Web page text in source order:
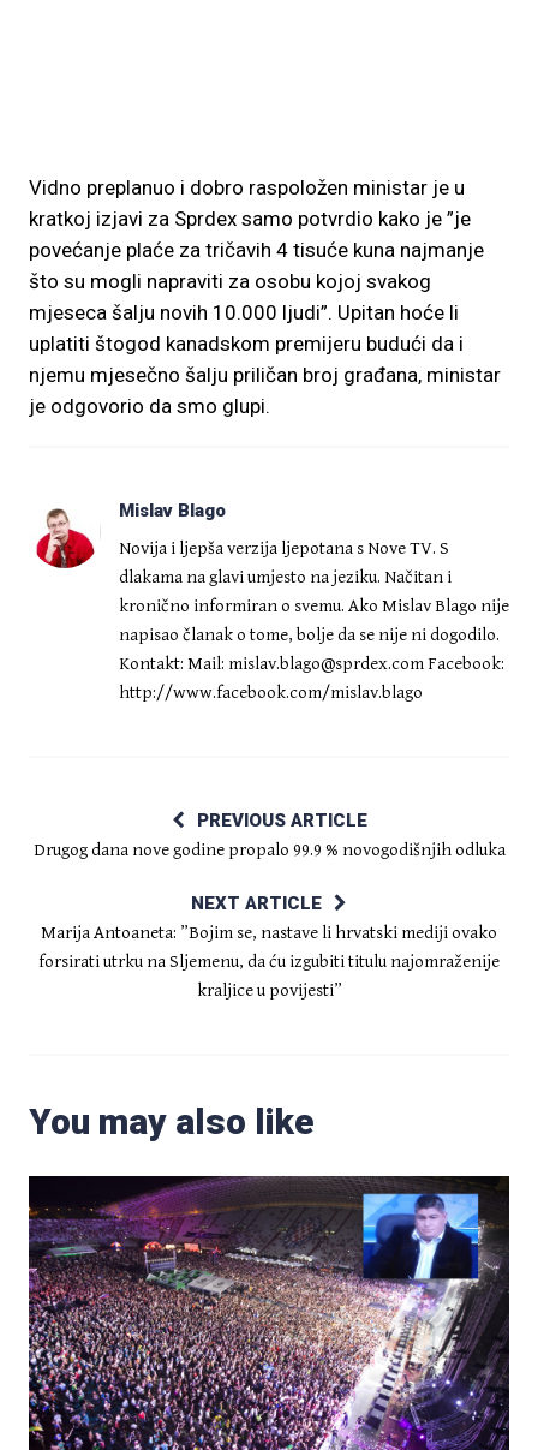
Vidno preplanuo i dobro raspoložen ministar je u
kratkoj izjavi za Sprdex samo potvrdio kako je ”je
povećanje plaće za tričavih 4 tisuće kuna najmanje
što su mogli napraviti za osobu kojoj svakog
mjeseca šalju novih 10.000 ljudi”. Upitan hoće li
uplatiti štogod kanadskom premijeru budući da i
njemu mjesečno šalju priličan broj građana, ministar
je odgovorio da smo glupi.
Mislav Blago
Novija i ljepša verzija ljepotana s Nove TV. S
dlakama na glavi umjesto na jeziku. Načitan i
kronično informiran o svemu. Ako Mislav Blago nije
napisao članak o tome, bolje da se nije ni dogodilo.
Kontakt: Mail: mislav.blago@sprdex.com Facebook:
http://www.facebook.com/mislav.blago
PREVIOUS ARTICLE
Drugog dana nove godine propalo 99.9 % novogodišnjih odluka
NEXT ARTICLE
Marija Antoaneta: ”Bojim se, nastave li hrvatski mediji ovako
forsirati utrku na Sljemenu, da ću izgubiti titulu najomraženije
kraljice u povijesti”
You may also like